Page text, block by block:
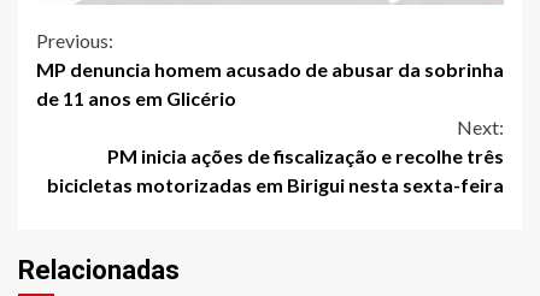
Continue
Reading
Previous:
MP denuncia homem acusado de abusar da sobrinha
de 11 anos em Glicério
Next:
PM inicia ações de fiscalização e recolhe três
bicicletas motorizadas em Birigui nesta sexta-feira
Relacionadas